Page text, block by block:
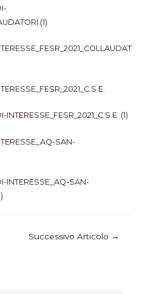
(1)
(1)
SAN-
INTERESSE_AQ-SAN-
Successivo Articolo →